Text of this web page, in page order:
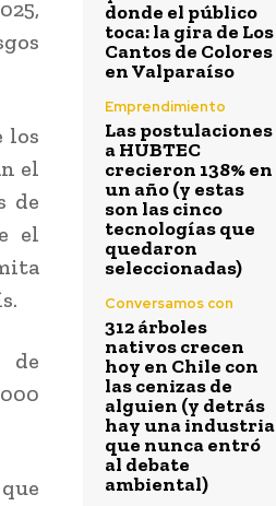
los
el
de
el
de
donde el público
toca: la gira de Los
Cantos de Colores
en Valparaíso
Emprendimiento
Las postulaciones
a HUBTEC
crecieron 138% en
un año (y estas
son las cinco
tecnologías que
quedaron
seleccionadas)
Conversamos con
312 árboles
nativos crecen
hoy en Chile con
las cenizas de
alguien (y detrás
hay una industria
que nunca entró
al debate
ambiental)